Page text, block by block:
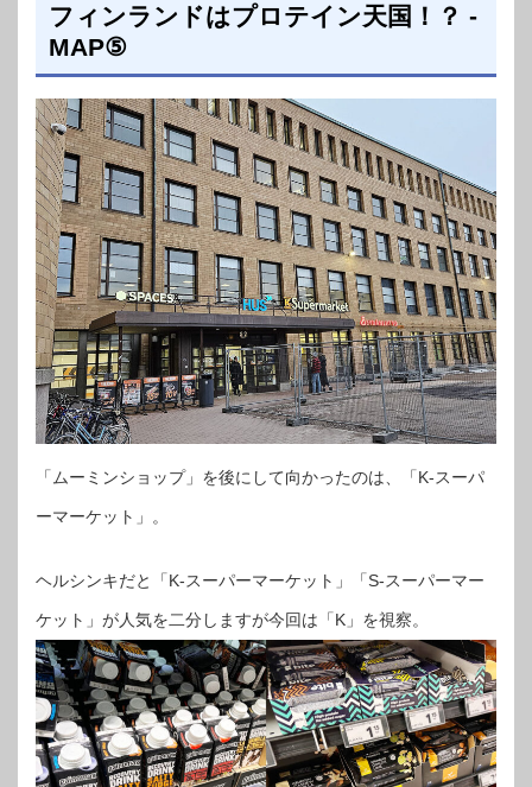
フィンランドはプロテイン天国！？ -
MAP⑤
「ムーミンショップ」を後にして向かったのは、「K-スーパ
ーマーケット」。
ヘルシンキだと「K-スーパーマーケット」「S-スーパーマー
ケット」が人気を二分しますが今回は「K」を視察。